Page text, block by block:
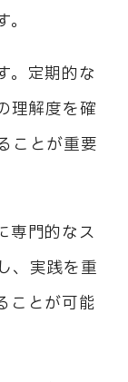
。定期的な
理解度を確
ことが重要
専門的なス
、実践を重
ことが可能